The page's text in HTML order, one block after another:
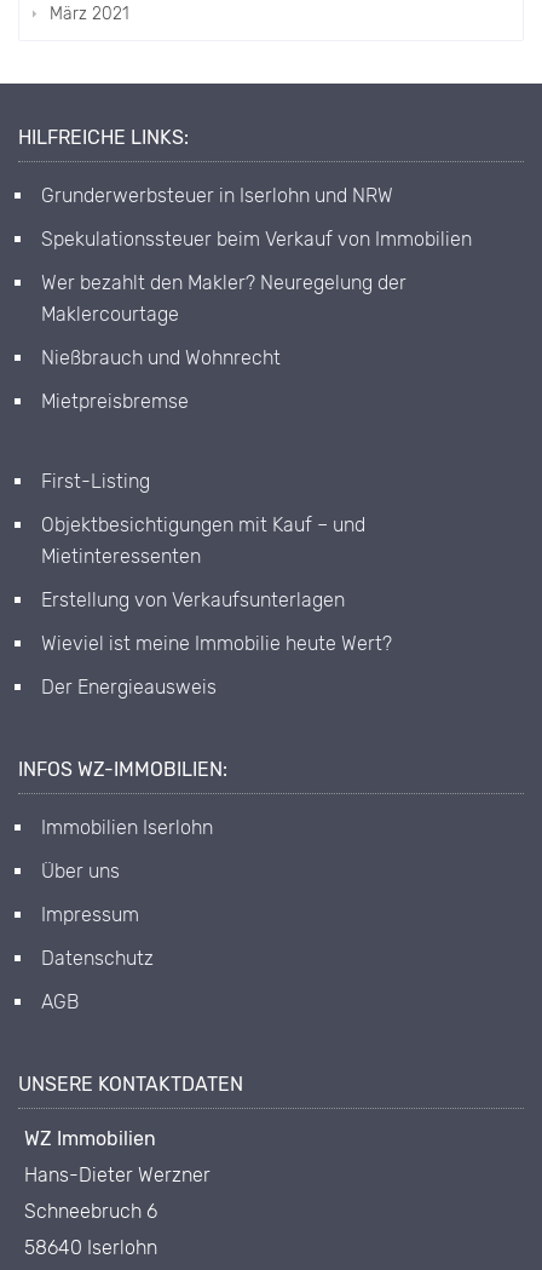
März 2021
HILFREICHE LINKS:
Grunderwerbsteuer in Iserlohn und NRW
Spekulationssteuer beim Verkauf von Immobilien
Wer bezahlt den Makler? Neuregelung der
Maklercourtage
Nießbrauch und Wohnrecht
Mietpreisbremse
First-Listing
Objektbesichtigungen mit Kauf – und
Mietinteressenten
Erstellung von Verkaufsunterlagen
Wieviel ist meine Immobilie heute Wert?
Der Energieausweis
INFOS WZ-IMMOBILIEN:
Immobilien Iserlohn
Über uns
Impressum
Datenschutz
AGB
UNSERE KONTAKTDATEN
WZ Immobilien
Hans-Dieter Werzner
Schneebruch 6
58640 Iserlohn